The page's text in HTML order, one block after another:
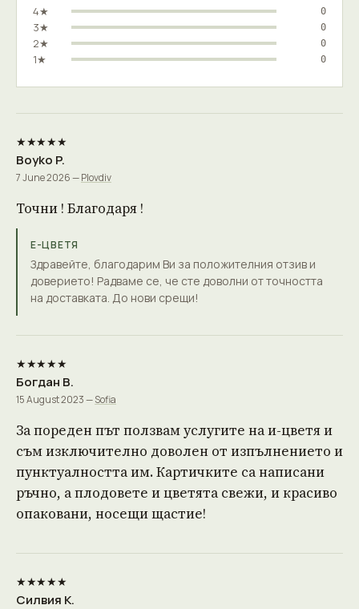
4★ 0
3★ 0
2★ 0
1★ 0
★★★★★
Boyko P.
7 June 2026 —Plovdiv
Точни ! Благодаря !
Е-ЦВЕТЯ
Здравейте, благодарим Ви за положителния отзив и
доверието! Радваме се, че сте доволни от точността
на доставката. До нови срещи!
★★★★★
Богдан В.
15 August 2023 —Sofia
За пореден път ползвам услугите на и-цветя и
съм изключително доволен от изпълнението и
пунктуалността им. Картичките са написани
ръчно, а плодовете и цветята свежи, и красиво
опаковани, носещи щастие!
★★★★★
Силвия К.